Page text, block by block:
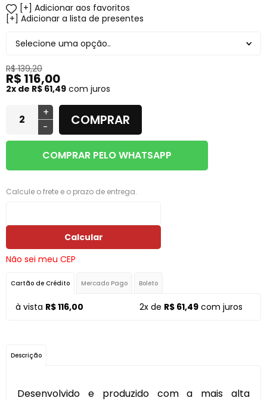
Adicionar aos favoritos
Adicionar a lista de presentes
Selecione uma opção..
R$ 139,20
R$ 116,00
2x de R$ 61,49 com juros
+
-
COMPRAR
COMPRAR PELO WHATSAPP
Calcule o frete e o prazo de entrega.
Calcular
Não sei meu CEP
Cartão de Crédito Mercado Pago Boleto
à vista R$ 116,00 2x de R$ 61,49 com juros
Descrição
Desenvolvido e produzido com a mais alta